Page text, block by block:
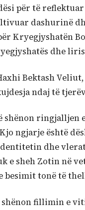
për të
dashurinë
Kryegjyshatën
dhe
Bektash
ndaj të
shënon ringjalljen
ngjarje është
dhe vlerat
e sheh Zotin në
besimit tonë të
fillimin e